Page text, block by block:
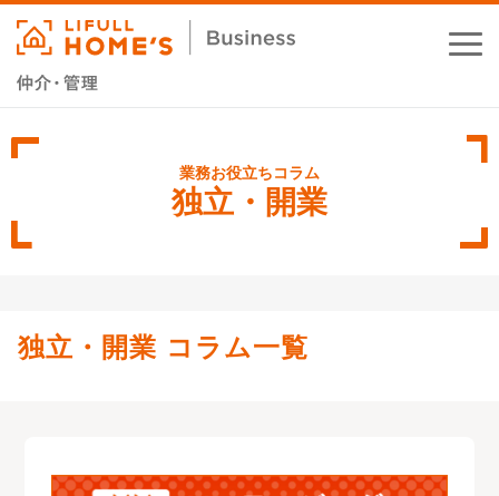
業務支援サービス
資料ダウンロード
独立・開業
独立・開業 コラム一覧